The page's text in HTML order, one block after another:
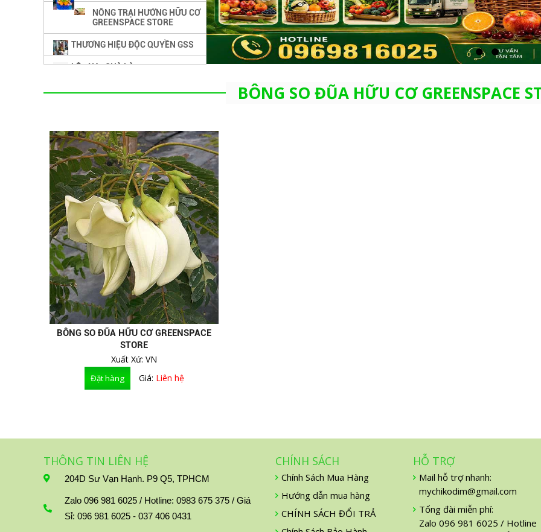
NÔNG TRẠI HƯỚNG HỮU CƠ
GREENSPACE STORE
THƯƠNG HIỆU ĐỘC QUYỀN GSS
LÊ - NA -CHÀ LÀ
LỰU - BƠ
TRÁI CÂY SẤY KHÔ - KẸO - BÁNH
TRÁI CÂY NHIỆT ĐỚI
RAU CỦ ORGANIC
RƯỢU TRÁI CÂY - RƯỢU VANG
NƯỚC ÉP - TÁO LẮC MUỐI
TRÁI CÂY LY - MẬT ONG -THỰC
PHẨM CHỨC NĂNG
BÔNG SO ĐŨA HỮU CƠ GREENSPACE
BÔNG SO ĐŨA HỮU CƠ GREENSPACE
STORE
Xuất Xứ: VN
Giá: Liên hệ
THÔNG TIN LIÊN HỆ
204D Sư Vạn Hạnh. P9 Q5, TPHCM
Zalo 096 981 6025 / Hotline: 0983 675 375 / Giá
Sỉ: 096 981 6025 - 037 406 0431
CHÍNH SÁCH
Chính Sách Mua Hàng
Hướng dẫn mua hàng
CHÍNH SÁCH ĐỔI TRẢ
HỖ TRỢ
Mail hỗ trợ nhanh:
mychikodim@gmail.com
Tổng đài miễn phí:
Zalo 096 981 6025 / Hotline